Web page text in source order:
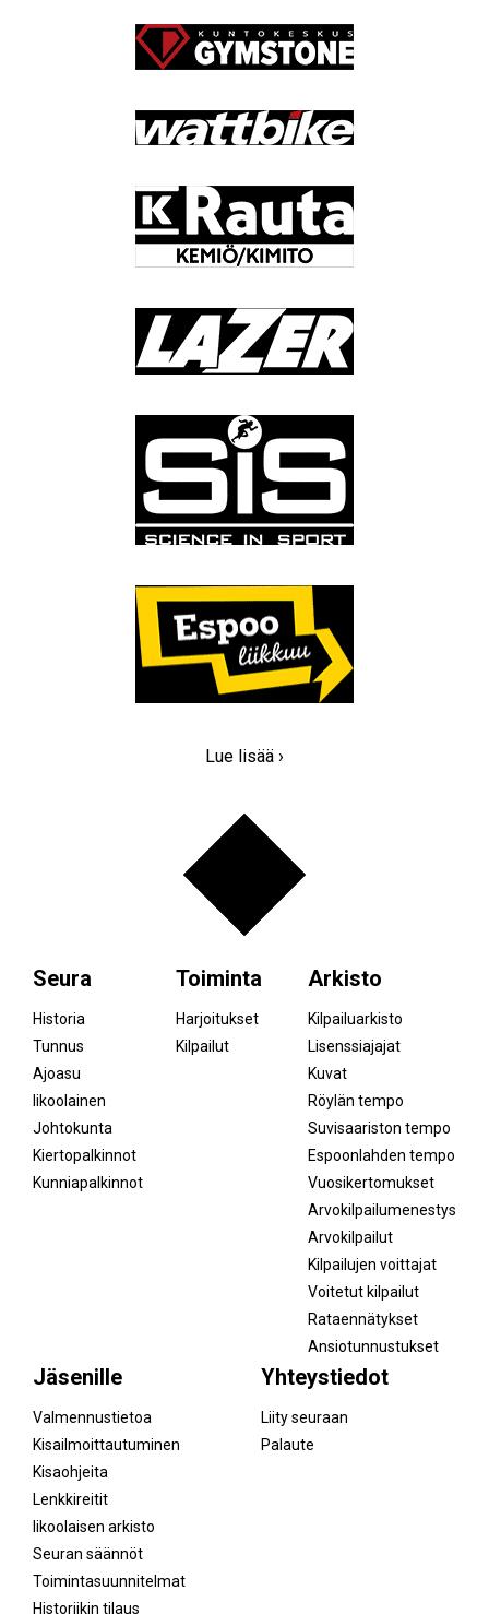
Lue lisää ›
Seura
Historia
Tunnus
Ajoasu
Iikoolainen
Johtokunta
Kiertopalkinnot
Kunniapalkinnot
Toiminta
Harjoitukset
Kilpailut
Arkisto
Kilpailuarkisto
Lisenssiajajat
Kuvat
Röylän tempo
Suvisaariston tempo
Espoonlahden tempo
Vuosikertomukset
Arvokilpailumenestys
Arvokilpailut
Kilpailujen voittajat
Voitetut kilpailut
Rataennätykset
Ansiotunnustukset
Jäsenille
Valmennustietoa
Kisailmoittautuminen
Kisaohjeita
Lenkkireitit
Iikoolaisen arkisto
Seuran säännöt
Toimintasuunnitelmat
Historiikin tilaus
Yhteystiedot
Liity seuraan
Palaute